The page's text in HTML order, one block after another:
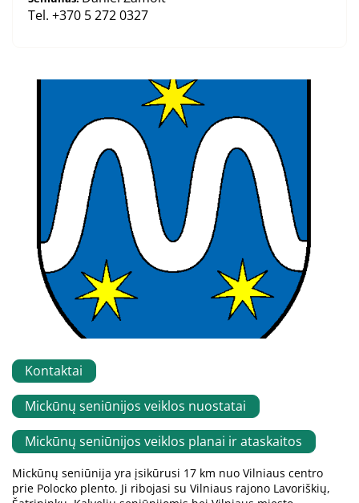
Tel. +370 5 272 0327
Kontaktai
Mickūnų seniūnijos veiklos nuostatai
Mickūnų seniūnijos veiklos planai ir ataskaitos
Mickūnų seniūnija yra įsikūrusi 17 km nuo Vilniaus centro
prie Polocko plento. Ji ribojasi su Vilniaus rajono Lavoriškių,